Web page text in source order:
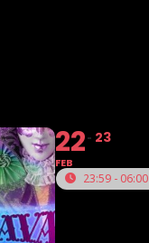
22
FEB
23
23:59 - 06:00